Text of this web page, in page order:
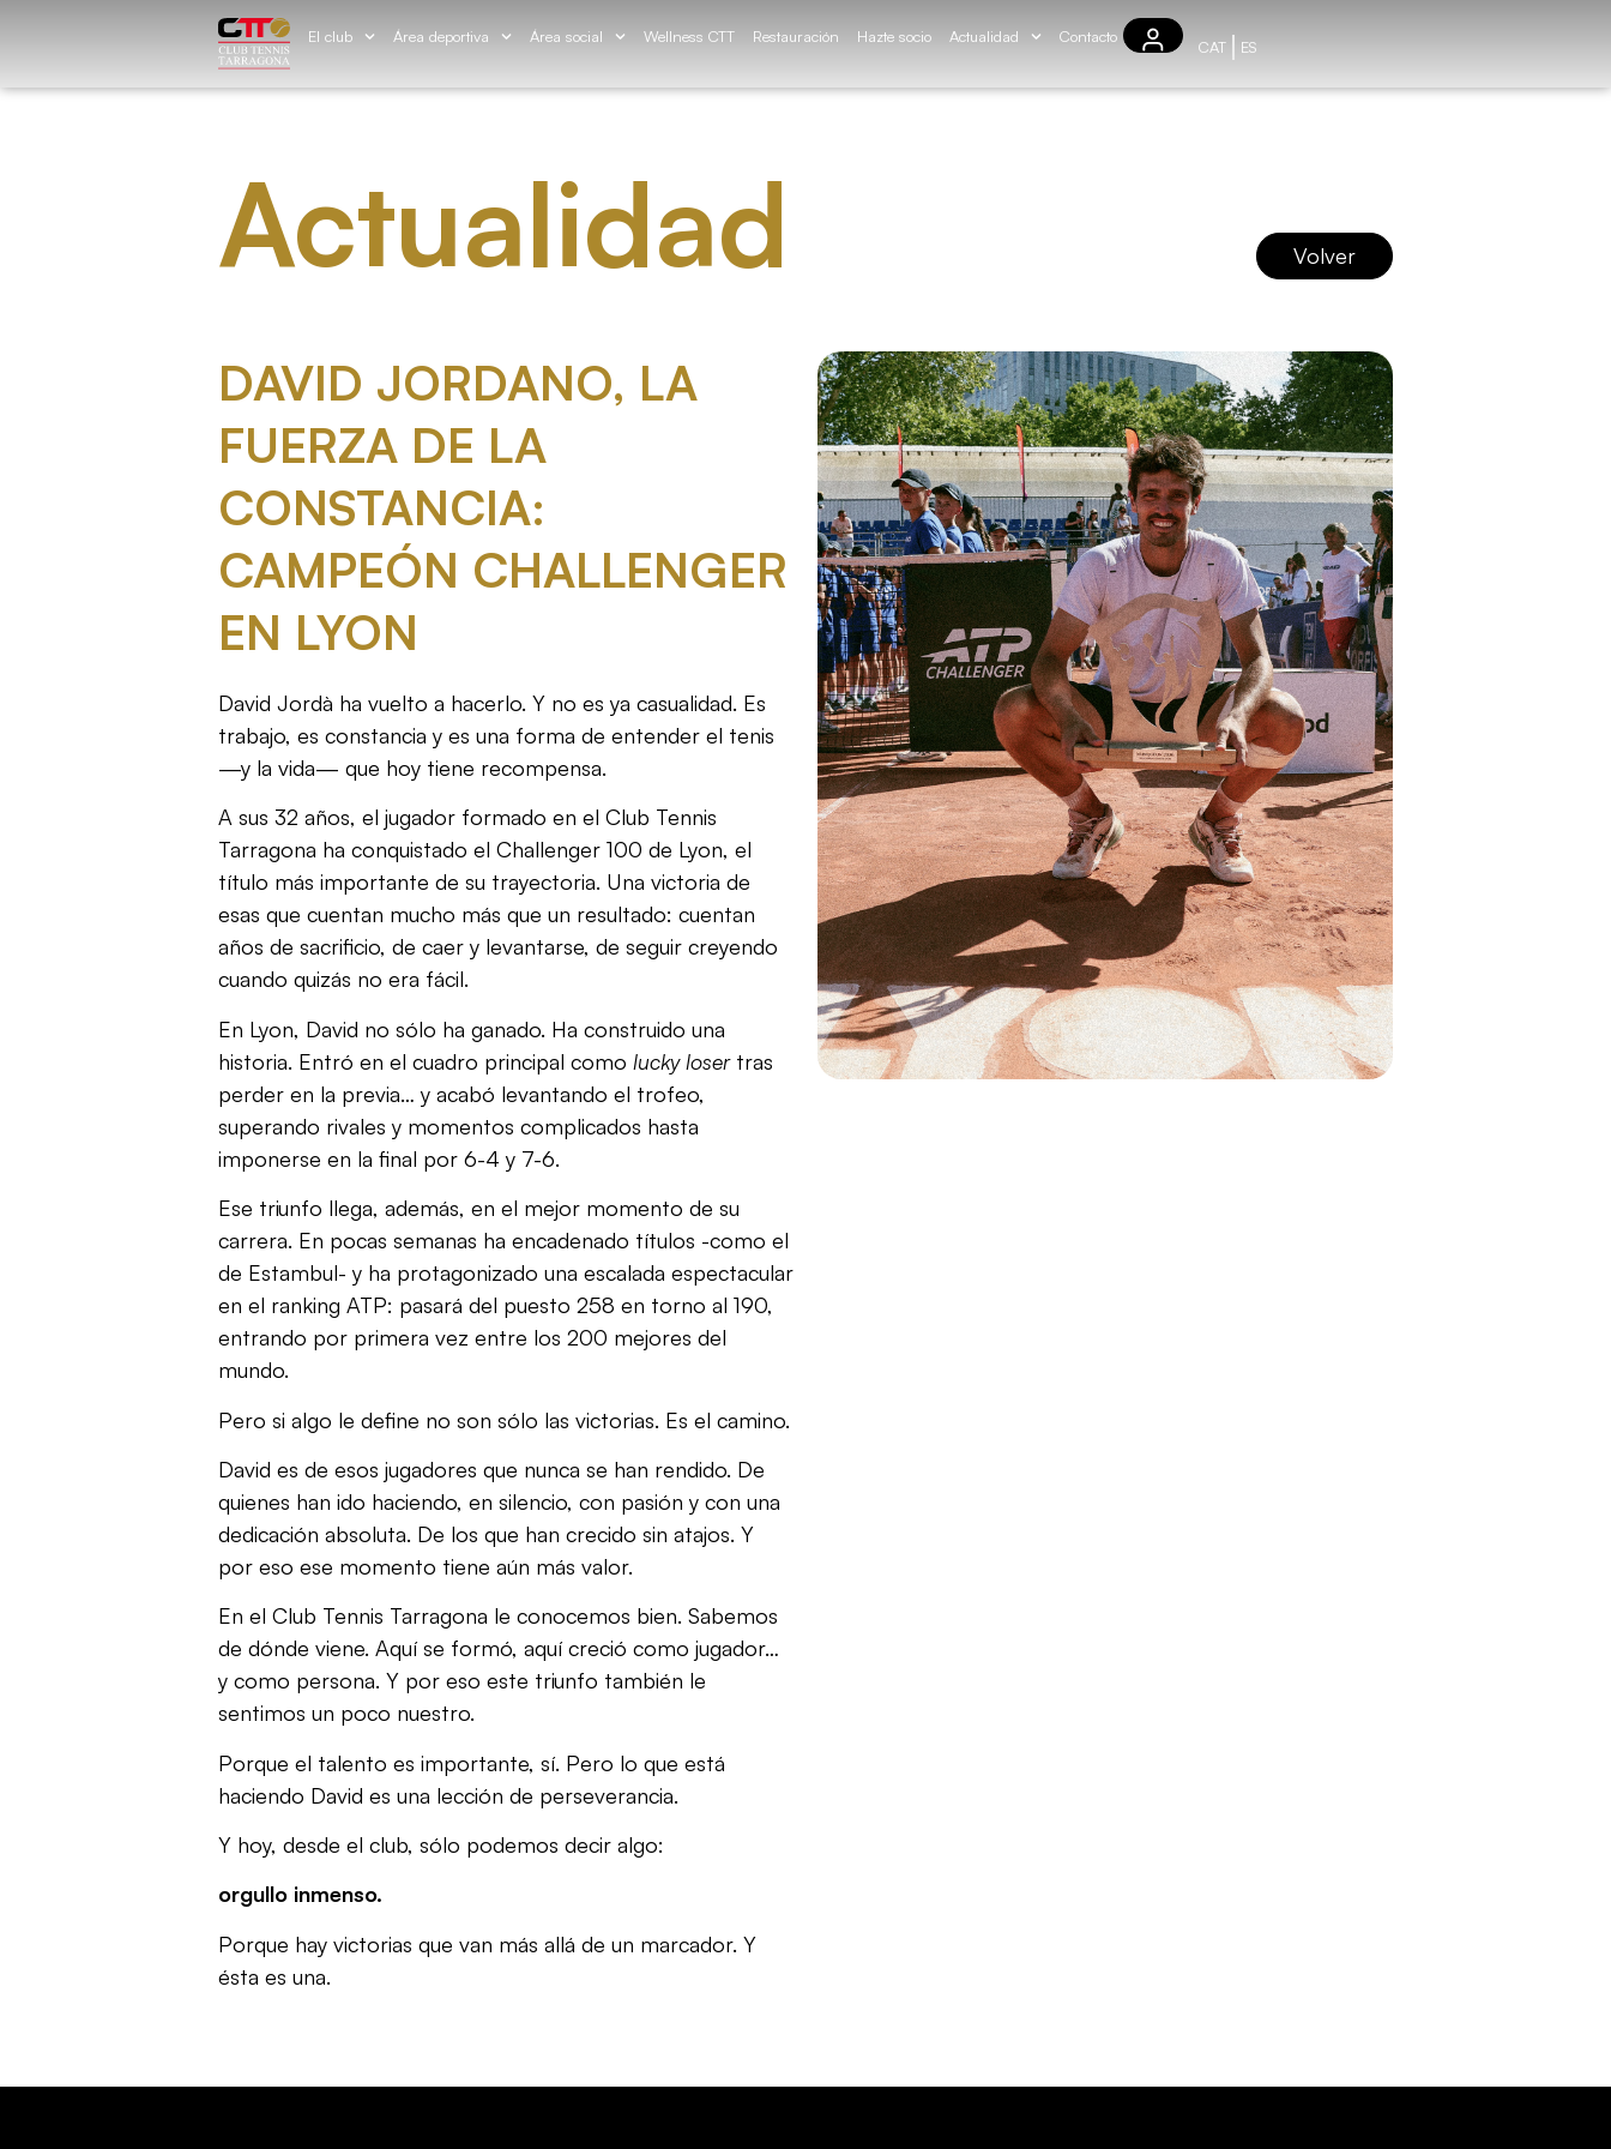
El club Área deportiva Área social Wellness CTT Restauración Hazte socio Actualidad Contacto
CAT ES
Actualidad Volver
DAVID JORDANO, LA
FUERZA DE LA
CONSTANCIA:
CAMPEÓN CHALLENGER
EN LYON
David Jordà ha vuelto a hacerlo. Y no es ya casualidad. Es
trabajo, es constancia y es una forma de entender el tenis
—y la vida— que hoy tiene recompensa.
A sus 32 años, el jugador formado en el Club Tennis
Tarragona ha conquistado el Challenger 100 de Lyon, el
título más importante de su trayectoria. Una victoria de
esas que cuentan mucho más que un resultado: cuentan
años de sacrificio, de caer y levantarse, de seguir creyendo
cuando quizás no era fácil.
En Lyon, David no sólo ha ganado. Ha construido una
historia. Entró en el cuadro principal como lucky losertras
perder en la previa… y acabó levantando el trofeo,
superando rivales y momentos complicados hasta
imponerse en la final por 6-4 y 7-6.
Ese triunfo llega, además, en el mejor momento de su
carrera. En pocas semanas ha encadenado títulos -como el
de Estambul- y ha protagonizado una escalada espectacular
en el ranking ATP: pasará del puesto 258 en torno al 190,
entrando por primera vez entre los 200 mejores del
mundo.
Pero si algo le define no son sólo las victorias. Es el camino.
David es de esos jugadores que nunca se han rendido. De
quienes han ido haciendo, en silencio, con pasión y con una
dedicación absoluta. De los que han crecido sin atajos. Y
por eso ese momento tiene aún más valor.
En el Club Tennis Tarragona le conocemos bien. Sabemos
de dónde viene. Aquí se formó, aquí creció como jugador…
y como persona. Y por eso este triunfo también le
sentimos un poco nuestro.
Porque el talento es importante, sí. Pero lo que está
haciendo David es una lección de perseverancia.
Y hoy, desde el club, sólo podemos decir algo:
orgullo inmenso.
Porque hay victorias que van más allá de un marcador. Y
ésta es una.